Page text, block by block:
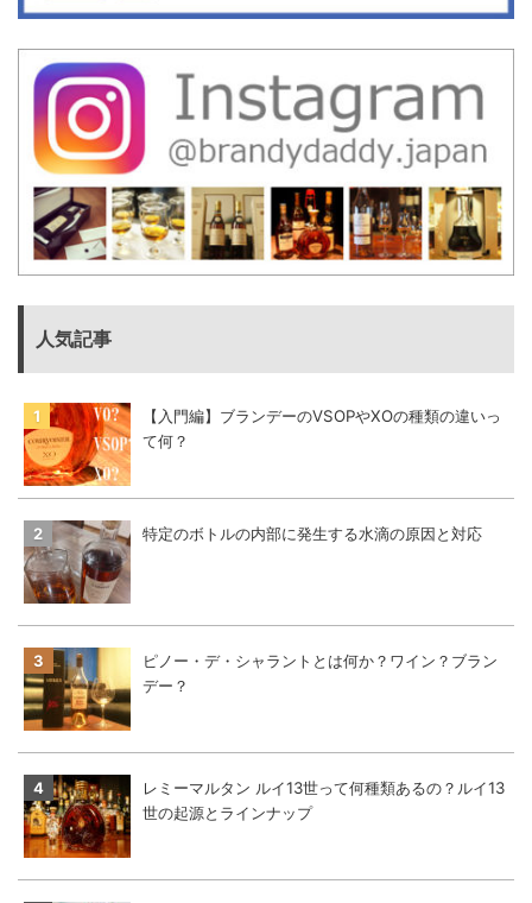
人気記事
【入門編】ブランデーのVSOPやXOの種類の違いっ
て何？
特定のボトルの内部に発生する水滴の原因と対応
ピノー・デ・シャラントとは何か？ワイン？ブラン
デー？
レミーマルタン ルイ13世って何種類あるの？ルイ13
世の起源とラインナップ